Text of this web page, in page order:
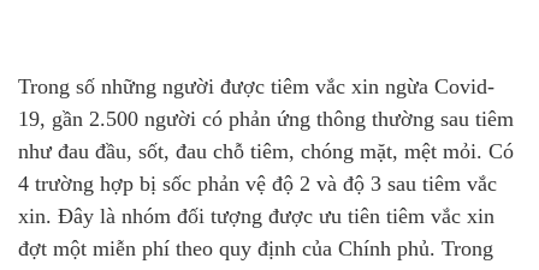
Trong số những người được tiêm vắc xin ngừa Covid-
19, gần 2.500 người có phản ứng thông thường sau tiêm
như đau đầu, sốt, đau chỗ tiêm, chóng mặt, mệt mỏi. Có
4 trường hợp bị sốc phản vệ độ 2 và độ 3 sau tiêm vắc
xin. Đây là nhóm đối tượng được ưu tiên tiêm vắc xin
đợt một miễn phí theo quy định của Chính phủ. Trong